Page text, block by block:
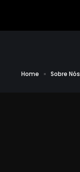
Home Sobre Nós